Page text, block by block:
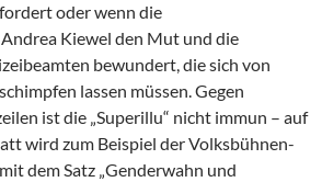
oder wenn die
Kiewel den Mut und die
bewundert, die sich von
lassen müssen. Gegen
ist die „Superillu“ nicht immun – auf
wird zum Beispiel der Volksbühnen-
dem Satz „Genderwahn und